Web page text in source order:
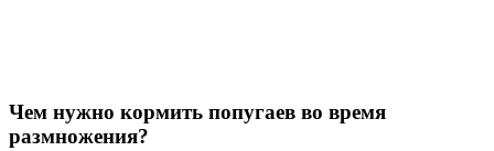
Чем нужно кормить попугаев во время
размножения?